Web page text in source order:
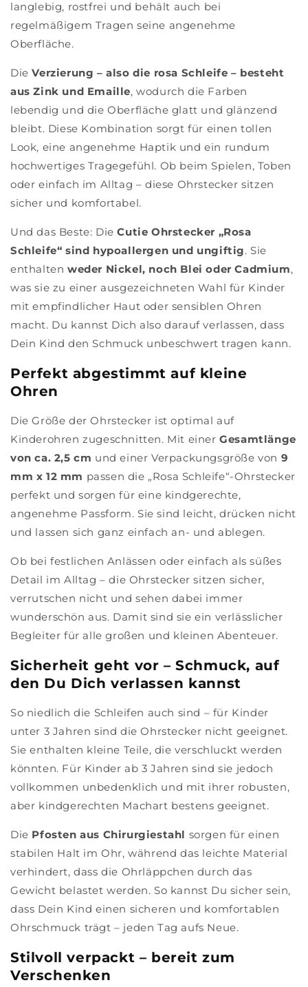
langlebig, rostfrei und behält auch bei
regelmäßigem Tragen seine angenehme
Oberfläche.
DieVerzierung – also die rosa Schleife – besteht
aus Zink und Emaille, wodurch die Farben
lebendig und die Oberfläche glatt und glänzend
bleibt. Diese Kombination sorgt für einen tollen
Look, eine angenehme Haptik und ein rundum
hochwertiges Tragegefühl. Ob beim Spielen, Toben
oder einfach im Alltag – diese Ohrstecker sitzen
sicher und komfortabel.
Und das Beste: DieCutie Ohrstecker „Rosa
Schleife“ sind hypoallergen und ungiftig. Sie
enthalten weder Nickel, noch Blei oder Cadmium,
was sie zu einer ausgezeichneten Wahl für Kinder
mit empfindlicher Haut oder sensiblen Ohren
macht. Du kannst Dich also darauf verlassen, dass
Dein Kind den Schmuck unbeschwert tragen kann.
Perfekt abgestimmt auf kleine
Ohren
Die Größe der Ohrstecker ist optimal auf
Kinderohren zugeschnitten. Mit einerGesamtlänge
von ca. 2,5 cm und einer Verpackungsgröße von 9
mm x 12 mm passen die „Rosa Schleife“-Ohrstecker
perfekt und sorgen für eine kindgerechte,
angenehme Passform. Sie sind leicht, drücken nicht
und lassen sich ganz einfach an- und ablegen.
Ob bei festlichen Anlässen oder einfach als süßes
Detail im Alltag – die Ohrstecker sitzen sicher,
verrutschen nicht und sehen dabei immer
wunderschön aus. Damit sind sie ein verlässlicher
Begleiter für alle großen und kleinen Abenteuer.
Sicherheit geht vor – Schmuck, auf
den Du Dich verlassen kannst
So niedlich die Schleifen auch sind – für Kinder
unter 3 Jahren sind die Ohrstecker nicht geeignet.
Sie enthalten kleine Teile, die verschluckt werden
könnten. Für Kinder ab 3 Jahren sind sie jedoch
vollkommen unbedenklich und mit ihrer robusten,
aber kindgerechten Machart bestens geeignet.
Die Pfosten aus Chirurgiestahl sorgen für einen
stabilen Halt im Ohr, während das leichte Material
verhindert, dass die Ohrläppchen durch das
Gewicht belastet werden. So kannst Du sicher sein,
dass Dein Kind einen sicheren und komfortablen
Ohrschmuck trägt – jeden Tag aufs Neue.
Stilvoll verpackt – bereit zum
Verschenken